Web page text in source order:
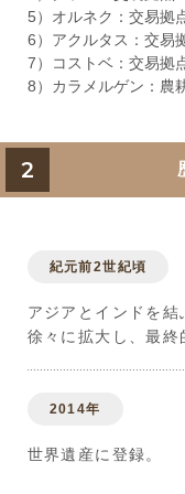
5）オルネク：交易拠
6）アクルタス：交易
7）コストベ：交易拠
8）カラメルゲン：農
2
紀元前2世紀頃
アジアとインドを結
徐々に拡大し、最終
2014年
世界遺産に登録。